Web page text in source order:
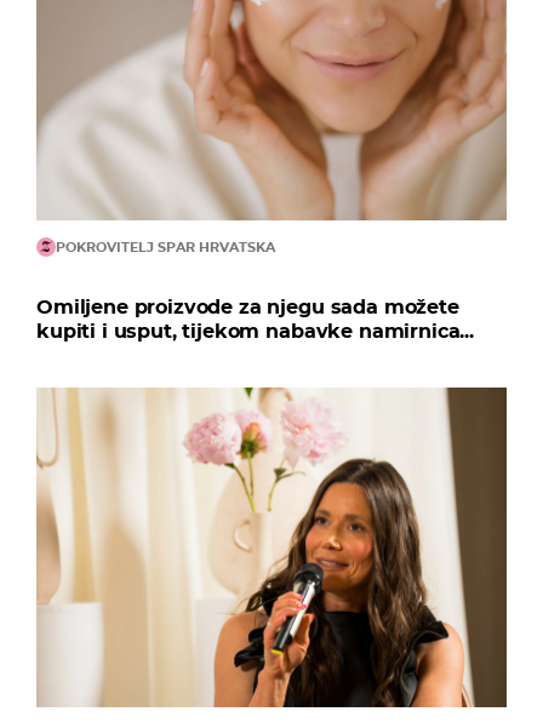
POKROVITELJ SPAR HRVATSKA
Omiljene proizvode za njegu sada možete
kupiti i usput, tijekom nabavke namirnica...